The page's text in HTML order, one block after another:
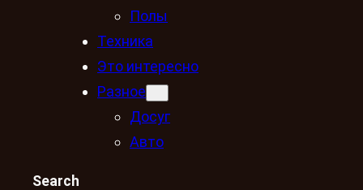
Полы
Техника
Это интересно
Разное
Досуг
Авто
Search